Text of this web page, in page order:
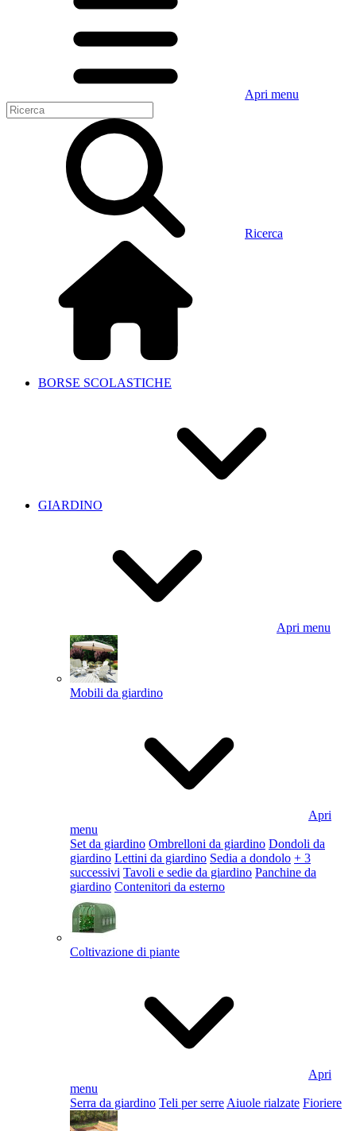
Apri menu
Ricerca
BORSE SCOLASTICHE
GIARDINO
Apri menu
Mobili da giardino
Apri
menu
Set da giardino Ombrelloni da giardino Dondoli da
giardino Lettini da giardino Sedia a dondolo + 3
successivi Tavoli e sedie da giardino Panchine da
giardino Contenitori da esterno
Coltivazione di piante
Apri
menu
Serra da giardino Teli per serre Aiuole rialzate Fioriere